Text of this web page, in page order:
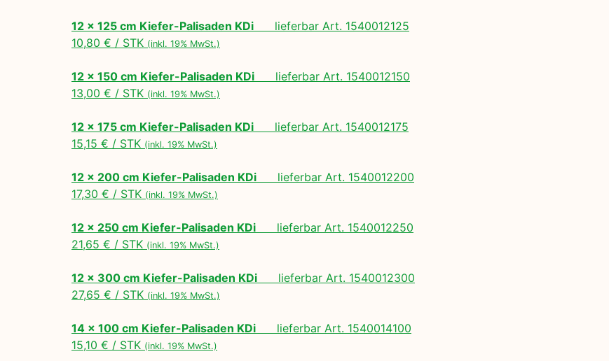
12 x 125 cm Kiefer-Palisaden KDi lieferbar Art. 1540012125
10,80 € / STK (inkl. 19% MwSt.)
12 x 150 cm Kiefer-Palisaden KDi lieferbar Art. 1540012150
13,00 € / STK (inkl. 19% MwSt.)
12 x 175 cm Kiefer-Palisaden KDi lieferbar Art. 1540012175
15,15 € / STK (inkl. 19% MwSt.)
12 x 200 cm Kiefer-Palisaden KDi lieferbar Art. 1540012200
17,30 € / STK (inkl. 19% MwSt.)
12 x 250 cm Kiefer-Palisaden KDi lieferbar Art. 1540012250
21,65 € / STK (inkl. 19% MwSt.)
12 x 300 cm Kiefer-Palisaden KDi lieferbar Art. 1540012300
27,65 € / STK (inkl. 19% MwSt.)
14 x 100 cm Kiefer-Palisaden KDi lieferbar Art. 1540014100
15,10 € / STK (inkl. 19% MwSt.)